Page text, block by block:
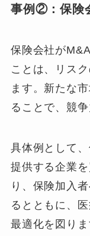
事例②：保険
保険会社が
ことは、リス
ます。新たな
ることで、競
具体例として
提供する企業
り、保険加入
るとともに、
最適化を図りま